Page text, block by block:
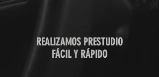
REALIZAMOS PRESTUDIO
FÁCIL Y RÁPIDO